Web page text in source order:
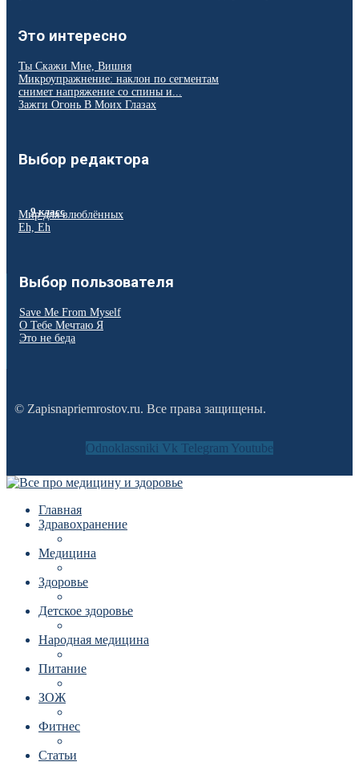
Это интересно
Ты Скажи Мне, Вишня
Микроупражнение: наклон по сегментам
снимет напряжение со спины и...
Зажги Огонь В Моих Глазах
Выбор редактора
9 класс
Мир для влюблённых
Eh, Eh
Выбор пользователя
Save Me From Myself
О Тебе Мечтаю Я
Это не беда
© Zapisnapriemrostov.ru. Все права защищены.
Odnoklassniki Vk Telegram Youtube
Главная
Здравохранение
Медицина
Здоровье
Детское здоровье
Народная медицина
Питание
ЗОЖ
Фитнес
Статьи